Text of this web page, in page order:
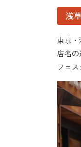
浅
東京
店名
フェ